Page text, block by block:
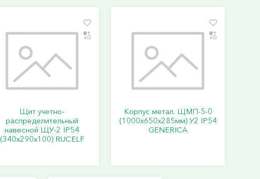
Щит учетно-
распределительный
навесной ЩУ-2 IP54
(340х290х100) RUCELF
Корпус метал. ЩМП-5-0
(1000х650х285мм) У2 IP54
GENERICA